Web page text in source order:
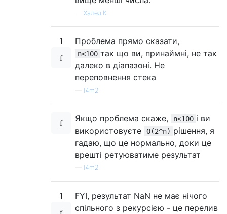
— Халед.К
1 Проблема прямо сказати,
n<100 так що ви, принаймні, не так
далеко в діапазоні. Не
переповнення стека
l4m2
Якщо проблема скаже, n<100 і ви
використовуєте
O(2^n) рішення, я
гадаю, що це нормально, доки це
врешті ретуюватиме результат
l4m2
1
FYI, результат NaN не має нічого
спільного з рекурсією - це перелив